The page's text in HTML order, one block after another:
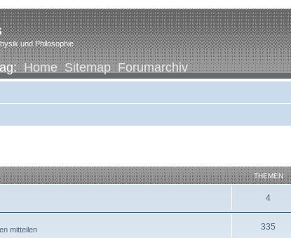
und Philosophie
Home Sitemap Forumarchiv
THEMEN
4
mitteilen 335